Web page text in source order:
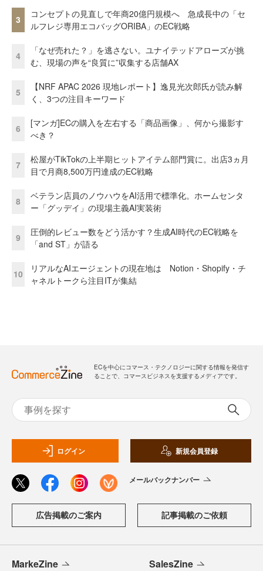
3
コンセプトの見直しで年商20億円規模へ 急成長中の「セ
ルフレジ専用エコバッグORIBA」のEC戦略
4
「なぜ売れた？」を逃さない。ユナイテッドアローズが挑
む、現場の声を“良質に”収集する店舗AX
5
【NRF APAC 2026 現地レポート】逸見光次郎氏が読み解
く、3つの注目キーワード
6
[マンガ]ECの購入を左右する「商品画像」、何から撮影す
べき？
7
松屋がTikTokの上半期ヒットアイテム部門賞に。出店3ヵ月
目で月商8,500万円達成のEC戦略
8
ベテラン店員のノウハウをAI活用で標準化。ホームセンタ
ー「グッデイ」の現場主義AI実装術
9
圧倒的レビュー数をどう活かす？生成AI時代のEC戦略を
「and ST」が語る
10
リアルなAIエージェントの現在地は Notion・Shopify・チ
ャネルトークら注目ITが集結
ECを中心にコマース・テクノロジーに関する情報を発信す
ることで、コマースビジネスを支援するメディアです。
ログイン 新規会員登録
メールバックナンバー
広告掲載のご案内 記事掲載のご依頼
MarkeZine SalesZine